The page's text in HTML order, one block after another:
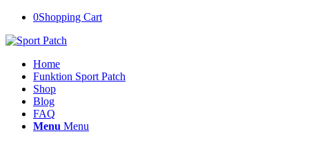
0Shopping Cart
Home
Funktion Sport Patch
Shop
Blog
FAQ
Menu Menu